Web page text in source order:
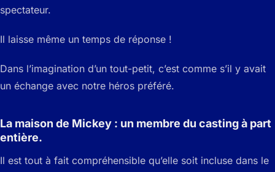
spectateur.
Il laisse même un temps de réponse !
Dans l’imagination d’un tout-petit, c’est comme s’il y avait
un échange avec notre héros préféré.
La maison de Mickey : un membre du casting à part
entière.
Il est tout à fait compréhensible qu’elle soit incluse dans le